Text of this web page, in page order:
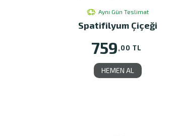
Aynı Gün Teslimat
Spatifilyum Çiçeği
759,00 TL
HEMEN AL